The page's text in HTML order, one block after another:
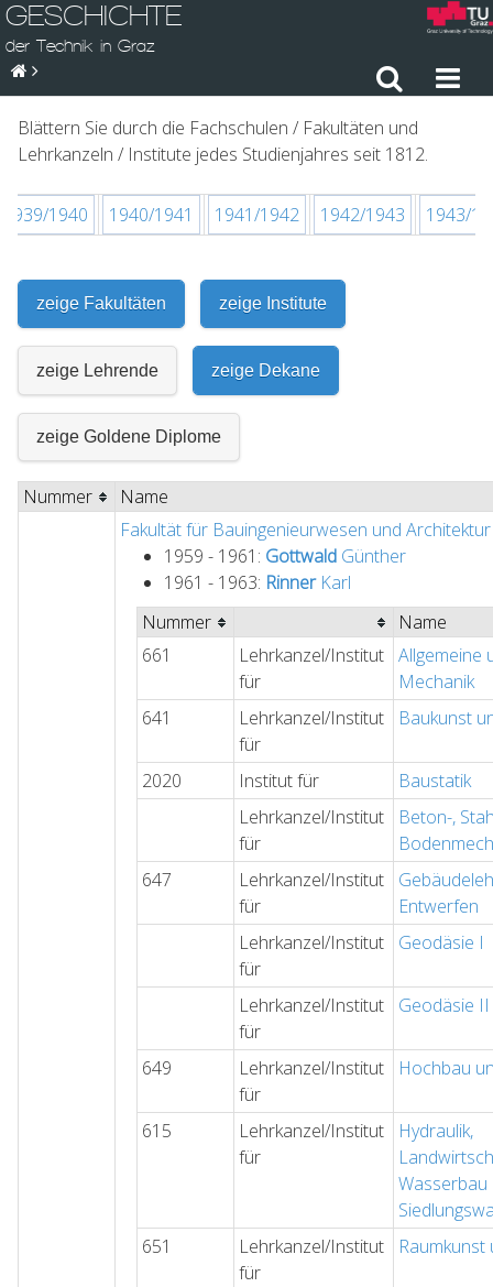
GESCHICHTE
der Technik in Graz
Blättern Sie durch die Fachschulen / Fakultäten und
Lehrkanzeln / Institute jedes Studienjahres seit 1812.
1939/1940 1940/1941 1941/1942 1942/1943 1943/
zeige Fakultäten zeige Institute
zeige Lehrende zeige Dekane
zeige Goldene Diplome
Nummer
Name
Fakultät für Bauingenieurwesen und Architektur
1959 - 1961: Gottwald Günther
1961 - 1963: RinnerKarl
Nummer
Name
661
Lehrkanzel/Institut
für
Allgemeine
Mechanik
641
Lehrkanzel/Institut
für
Baukunst
2020 Institut für
Baustatik
Lehrkanzel/Institut
für
Beton-,
647
Lehrkanzel/Institut
für
Entwerfen
Lehrkanzel/Institut
für
Geodäsie I
Lehrkanzel/Institut
für
Geodäsie II
649
Lehrkanzel/Institut
für
Hochbau
615
Lehrkanzel/Institut
für
Hydraulik,
Wasserbau
651
Lehrkanzel/Institut
für